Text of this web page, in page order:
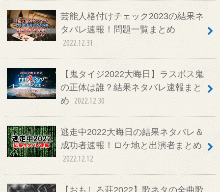
芸能人格付けチェック2023の結果ネ
タバレ速報！問題一覧まとめ
2022.12.31
【鬼タイジ2022大晦日】ラスボス鬼
の正体は誰？結果ネタバレ速報まと
め
2022.12.30
逃走中2022大晦日の結果ネタバレ＆
成功者速報！ロケ地と出演者まとめ
2022.12.12
【おもしろ荘2022】歌ネタの全曲歌